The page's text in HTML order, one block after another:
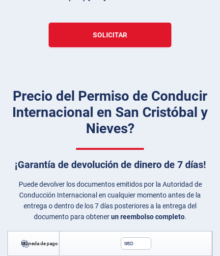
SOLICITAR
Precio del Permiso de Conducir
Internacional en San Cristóbal y
Nieves?
¡Garantía de devolución de dinero de 7 días!
Puede devolver los documentos emitidos por la Autoridad de
Conducción Internacional en cualquier momento antes de la
entrega o dentro de los 7 días posteriores a la entrega del
documento para obtenerun reembolso completo.
Moneda de pago USD